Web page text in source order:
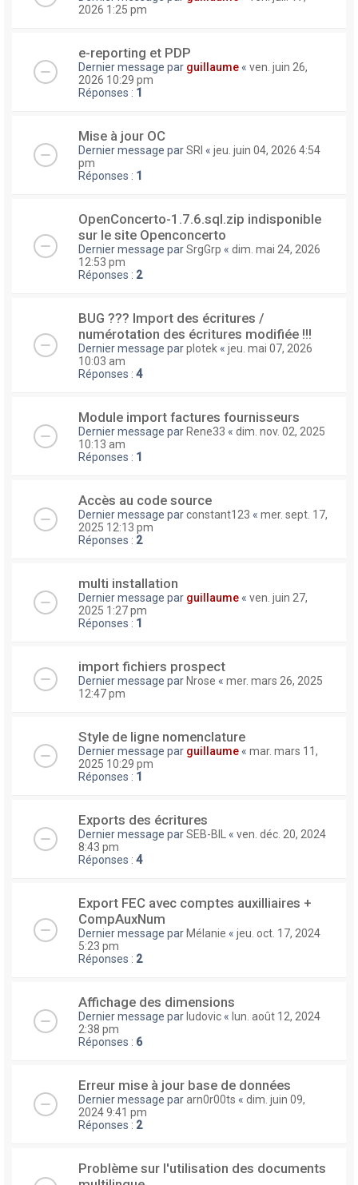
2026 1:25 pm
e-reporting et PDP
Dernier message par guillaume « ven. juin 26,
2026 10:29 pm
Réponses : 1
Mise à jour OC
Dernier message parSRI « jeu. juin 04, 2026 4:54
pm
Réponses : 1
OpenConcerto-1.7.6.sql.zip indisponible
sur le site Openconcerto
Dernier message parSrgGrp « dim. mai 24, 2026
12:53 pm
Réponses : 2
BUG ??? Import des écritures /
numérotation des écritures modifiée !!!
Dernier message parplotek « jeu. mai 07, 2026
10:03 am
Réponses : 4
Module import factures fournisseurs
Dernier message par Rene33 « dim. nov. 02, 2025
10:13 am
Réponses : 1
Accès au code source
Dernier message parconstant123 « mer. sept. 17,
2025 12:13 pm
Réponses : 2
multi installation
Dernier message par guillaume « ven. juin 27,
2025 1:27 pm
Réponses : 1
import fichiers prospect
Dernier message par Nrose « mer. mars 26, 2025
12:47 pm
Style de ligne nomenclature
Dernier message par guillaume « mar. mars 11,
2025 10:29 pm
Réponses : 1
Exports des écritures
Dernier message parSEB-BIL « ven. déc. 20, 2024
8:43 pm
Réponses : 4
Export FEC avec comptes auxilliaires +
CompAuxNum
Dernier message par Mélanie « jeu. oct. 17, 2024
5:23 pm
Réponses : 2
Affichage des dimensions
Dernier message par ludovic « lun. août 12, 2024
2:38 pm
Réponses : 6
Erreur mise à jour base de données
Dernier message pararn0r00ts « dim. juin 09,
2024 9:41 pm
Réponses : 2
Problème sur l'utilisation des documents